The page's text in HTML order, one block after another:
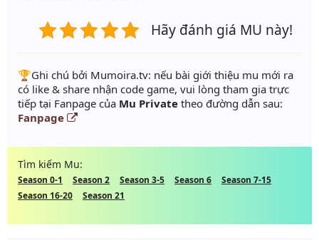
Hãy đánh giá MU này!
️🏆Ghi chú bởi Mumoira.tv: nếu bài giới thiệu mu mới ra
có like & share nhận code game, vui lòng tham gia trực
tiếp tại Fanpage của Mu Private theo đường dẫn sau:
Fanpage
Tìm kiếm Mu:
Season 0-1 Season 2 Season 3-5 Season 6
Season 7-15
Season 16-20
Season 21